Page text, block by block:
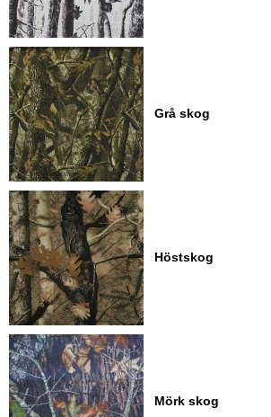
Grå skog
Höstskog
Mörk skog